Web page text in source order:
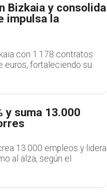
Bizkaia y consolida
impulsa la
con 1.178 contratos
euros, fortaleciendo su
y suma 13.000
13.000 empleos y lidera
al alza, según el